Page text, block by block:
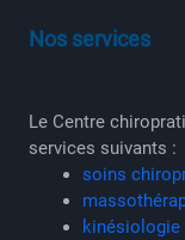
Nos services
Le Centre
services suivants :
soins
kinésiologie